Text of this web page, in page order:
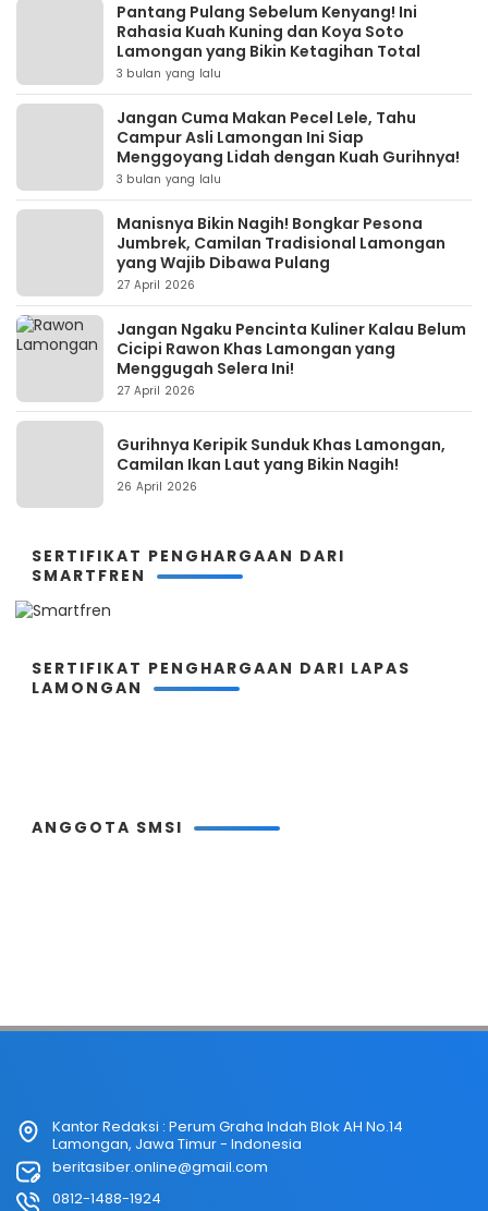
Pantang Pulang Sebelum Kenyang! Ini
Rahasia Kuah Kuning dan Koya Soto
Lamongan yang Bikin Ketagihan Total
3 bulan yang lalu
Jangan Cuma Makan Pecel Lele, Tahu
Campur Asli Lamongan Ini Siap
Menggoyang Lidah dengan Kuah Gurihnya!
3 bulan yang lalu
Manisnya Bikin Nagih! Bongkar Pesona
Jumbrek, Camilan Tradisional Lamongan
yang Wajib Dibawa Pulang
27 April 2026
Jangan Ngaku Pencinta Kuliner Kalau Belum
Cicipi Rawon Khas Lamongan yang
Menggugah Selera Ini!
27 April 2026
Gurihnya Keripik Sunduk Khas Lamongan,
Camilan Ikan Laut yang Bikin Nagih!
26 April 2026
SERTIFIKAT PENGHARGAAN DARI
SMARTFREN
SERTIFIKAT PENGHARGAAN DARI LAPAS
LAMONGAN
ANGGOTA SMSI
Kantor Redaksi : Perum Graha Indah Blok AH No.14
Lamongan, Jawa Timur - Indonesia
beritasiber.online@gmail.com
0812-1488-1924